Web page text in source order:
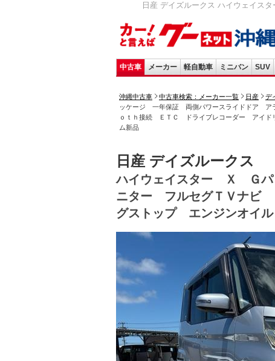
日産 デイズルークス ハイウェイ
中古車 メーカー 軽自動車 ミニバン SUV
沖縄中古車 中古車検索：メーカー一覧 日産 デ
ッケージ 一年保証 両側パワースライドドア ア
ｏｔｈ接続 ＥＴＣ ドライブレコーダー アイド
ム新品
日産 デイズルークス
ハイウェイスター Ｘ Ｇパ
ニター フルセグＴＶナビ
グストップ エンジンオイル